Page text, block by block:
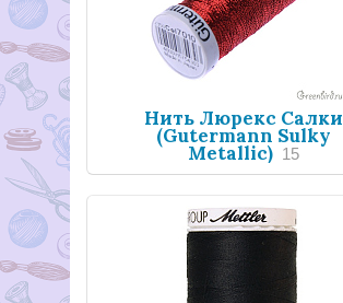
Нить Люрекс Салки
(Gutermann Sulky
Metallic) 15